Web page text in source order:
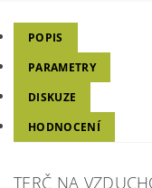
POPIS
PARAMETRY
DISKUZE
HODNOCENÍ
TERČ NA